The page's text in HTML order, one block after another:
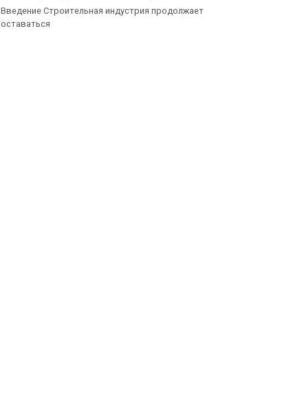
Введение Строительная индустрия продолжает
оставаться